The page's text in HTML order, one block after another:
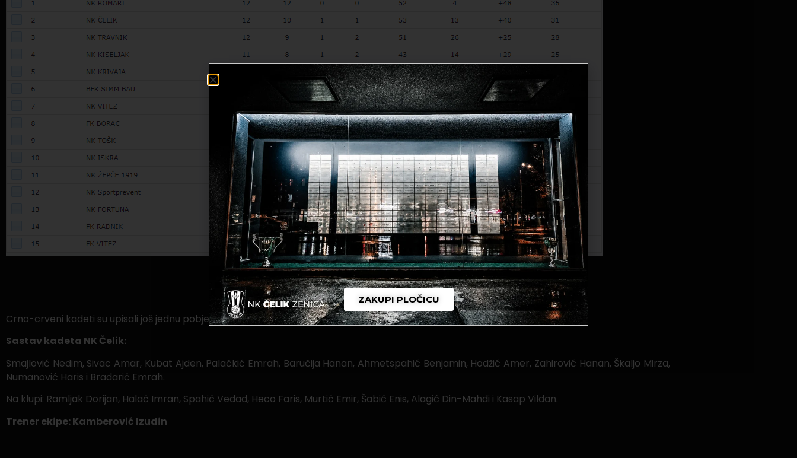
Tabela Omladinske lige BiH – grupa “Centar 2” ; Juniori
Crno-crveni kadeti su upisali još jednu pobjedu sa visokih 9:0.
Sastav kadeta NK Čelik:
Smajlović Nedim, Sivac Amar, Kubat Ajden, Palačkić Emrah, Baručija Hanan, Ahmetspahić Benjamin, Hodžić Amer, Zahirović Hanan, Škaljo Mirza,
Numanović Haris i Bradarić Emrah.
Na klupi: Ramljak Dorijan, Halać Imran, Spahić Vedad, Heco Faris, Murtić Emir, Šabić Enis, Alagić Din-Mahdi i Kasap Vildan.
Trener ekipe: Kamberović Izudin
ZAKUPI PLOČICU